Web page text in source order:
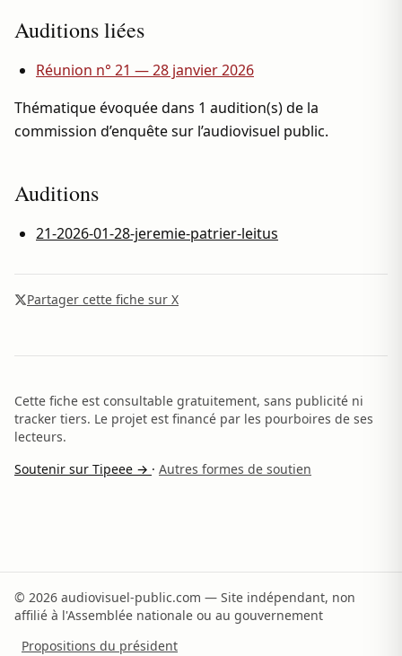
Auditions liées
Réunion n° 21 — 28 janvier 2026
Thématique évoquée dans 1 audition(s) de la
commission d’enquête sur l’audiovisuel public.
Auditions
21-2026-01-28-jeremie-patrier-leitus
Partager cette fiche sur X
Cette fiche est consultable gratuitement, sans publicité ni
tracker tiers. Le projet est financé par les pourboires de ses
lecteurs.
Soutenir sur Tipeee → · Autres formes de soutien
© 2026 audiovisuel-public.com — Site indépendant, non
affilié à l'Assemblée nationale ou au gouvernement
Propositions du président